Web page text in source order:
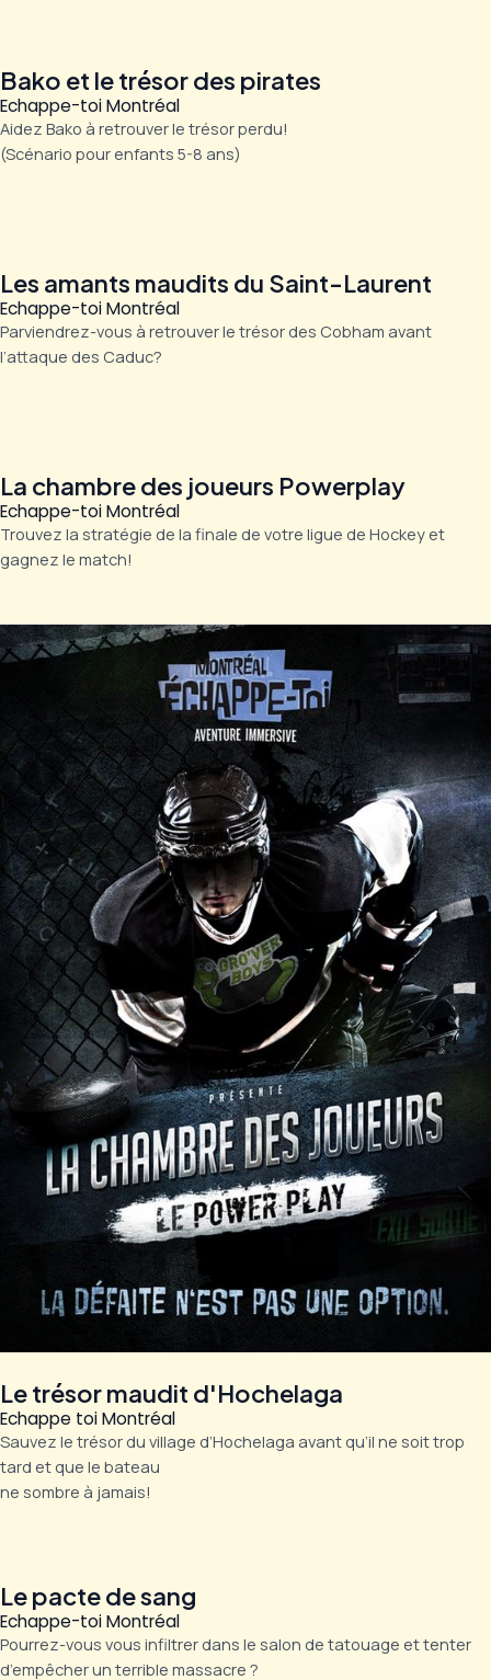
Bako et le trésor des pirates
Echappe-toi Montréal
Aidez Bako à retrouver le trésor perdu!
(Scénario pour enfants 5-8 ans)
Les amants maudits du Saint-Laurent
Echappe-toi Montréal
Parviendrez-vous à retrouver le trésor des Cobham avant
l’attaque des Caduc?
La chambre des joueurs Powerplay
Echappe-toi Montréal
Trouvez la stratégie de la finale de votre ligue de Hockey et
gagnez le match!
Le trésor maudit d'Hochelaga
Echappe toi Montréal
Sauvez le trésor du village d’Hochelaga avant qu’il ne soit trop
tard et que le bateau
ne sombre à jamais!
Le pacte de sang
Echappe-toi Montréal
Pourrez-vous vous infiltrer dans le salon de tatouage et tenter
d’empêcher un terrible massacre ?